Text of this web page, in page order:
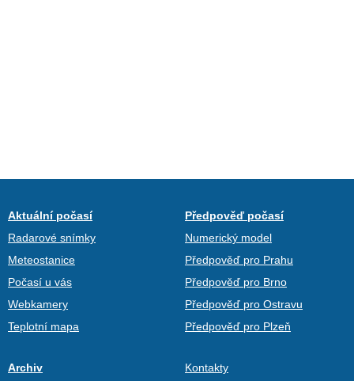
Aktuální počasí
Radarové snímky
Meteostanice
Počasí u vás
Webkamery
Teplotní mapa
Předpověď počasí
Numerický model
Předpověď pro Prahu
Předpověď pro Brno
Předpověď pro Ostravu
Předpověď pro Plzeň
Archiv Kontakty